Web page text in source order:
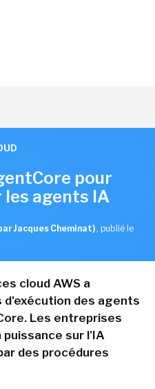
pour
agents IA
Jacques Cheminat) , publié le
cloud AWS a
des agents
Les entreprises
sur l'IA
des procédures